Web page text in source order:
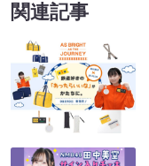
関連記事